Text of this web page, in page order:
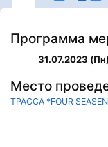
Программа
31.07.2023
Место
ТРАССА *FOUR